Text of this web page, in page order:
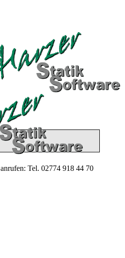
Tel. 02774 918 44 70